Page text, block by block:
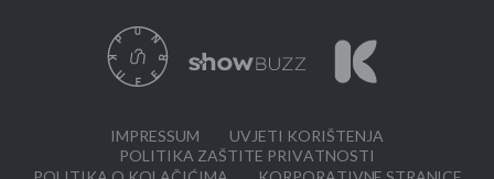
IMPRESSUM
UVJETI KORIŠTENJA
POLITIKA ZAŠTITE PRIVATNOSTI